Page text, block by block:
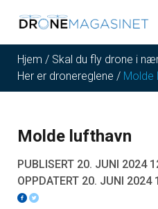
Hjem / Skal du fly drone i
Her er dronereglene / Molde
Molde lufthavn
PUBLISERT 20. JUNI 2024
OPPDATERT 20. JUNI 2024